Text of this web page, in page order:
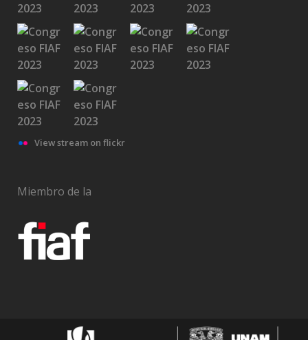
View stream on flickr
Miembro de la